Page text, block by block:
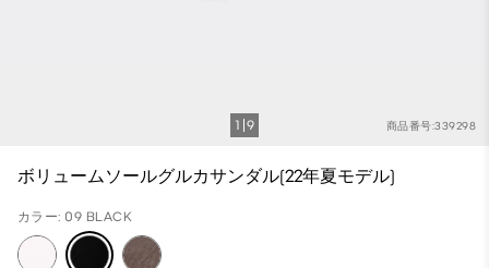
商品番号:339298
1 9
ボリュームソールグルカサンダル(22年夏モデル)
カラー: 09 BLACK